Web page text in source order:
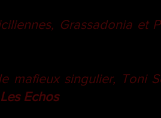
Grassadonia
mafieux singulier, Toni
Les Echos